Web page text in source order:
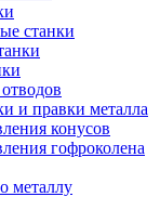
станки
и правки металла
конусов
гофроколена
металлу